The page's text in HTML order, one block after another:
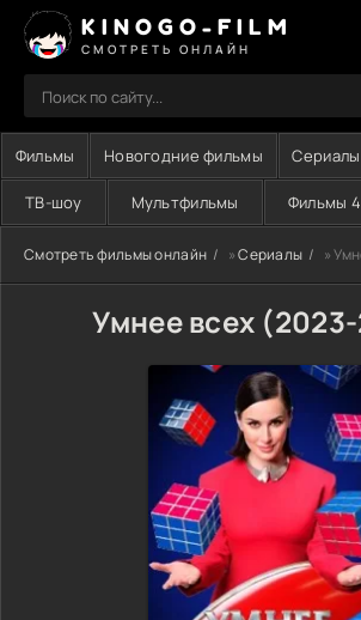
KINOGO-FILM
СМОТРЕТЬ ОНЛАЙН
Фильмы Новогодние фильмы Сериалы
ТВ-шоу Мультфильмы Фильмы
Смотреть фильмы онлайн »Сериалы »
Умнее всех